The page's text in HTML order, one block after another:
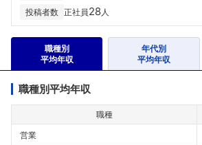
投稿者数 正社員28人
職種別
平均年収
年代別
平均年収
職種別平均年収
職種
営業